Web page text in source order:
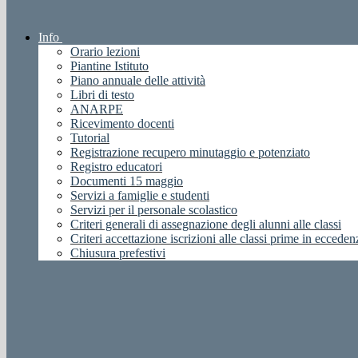
Info
Orario lezioni
Piantine Istituto
Piano annuale delle attività
Libri di testo
ANARPE
Ricevimento docenti
Tutorial
Registrazione recupero minutaggio e potenziato
Registro educatori
Documenti 15 maggio
Servizi a famiglie e studenti
Servizi per il personale scolastico
Criteri generali di assegnazione degli alunni alle classi
Criteri accettazione iscrizioni alle classi prime in
Chiusura prefestivi